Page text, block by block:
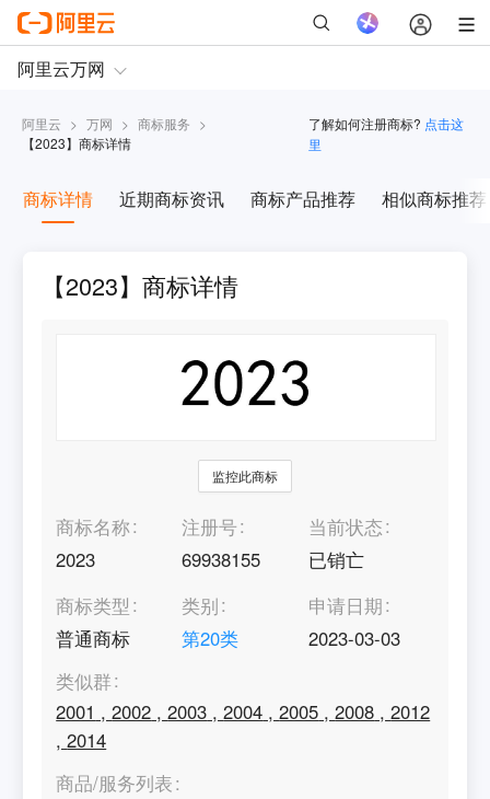
阿里云 > 万网 > 商标服务 >
【2023】商标详情
了解如何注册商标? 点击这
里
商标详情 近期商标资讯 商标产品推荐 相似商标推荐
【2023】商标详情
监控此商标
商标名称
2023
注册号
69938155
当前状态
已销亡
商标类型
普通商标
类别
第20类
申请日期
2023-03-03
类似群
2001 ,2002 ,2003 ,2004 ,2005 ,2008 ,2012
,2014
商品/服务列表